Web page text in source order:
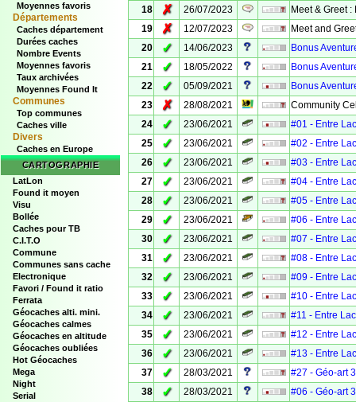
Moyennes favoris
Départements
Caches département
Durées caches
Nombre Events
Moyennes favoris
Taux archivées
Moyennes Found It
Communes
Top communes
Caches ville
Divers
Caches en Europe
CARTOGRAPHIE
LatLon
Found it moyen
Visu
Bollée
Caches pour TB
C.I.T.O
Commune
Communes sans cache
Electronique
Favori / Found it ratio
Ferrata
Géocaches alti. mini.
Géocaches calmes
Géocaches en altitude
Géocaches oubliées
Hot Géocaches
Mega
Night
Serial
18
✗ 26/07/2023
Meet & Greet
19
✗ 12/07/2023
Meet and
20
✓ 14/06/2023
Bonus
21
✓ 18/05/2022
Bonus
22
✓ 05/09/2021
Bonus
23
✗ 28/08/2021
Community
24
✓ 23/06/2021
#01 - Entre
25
✓ 23/06/2021
#02 - Entre
26
✓ 23/06/2021
#03 - Entre
27
✓ 23/06/2021
#04 - Entre
28
✓ 23/06/2021
#05 - Entre
29
✓ 23/06/2021
#06 - Entre
30
✓ 23/06/2021
#07 - Entre
31
✓ 23/06/2021
#08 - Entre
32
✓ 23/06/2021
#09 - Entre
33
✓ 23/06/2021
#10 - Entre
34
✓ 23/06/2021
#11 - Entre
35
✓ 23/06/2021
#12 - Entre
36
✓ 23/06/2021
#13 - Entre
37
✓ 28/03/2021
#27 - Géo-art
38
✓ 28/03/2021
#06 - Géo-art